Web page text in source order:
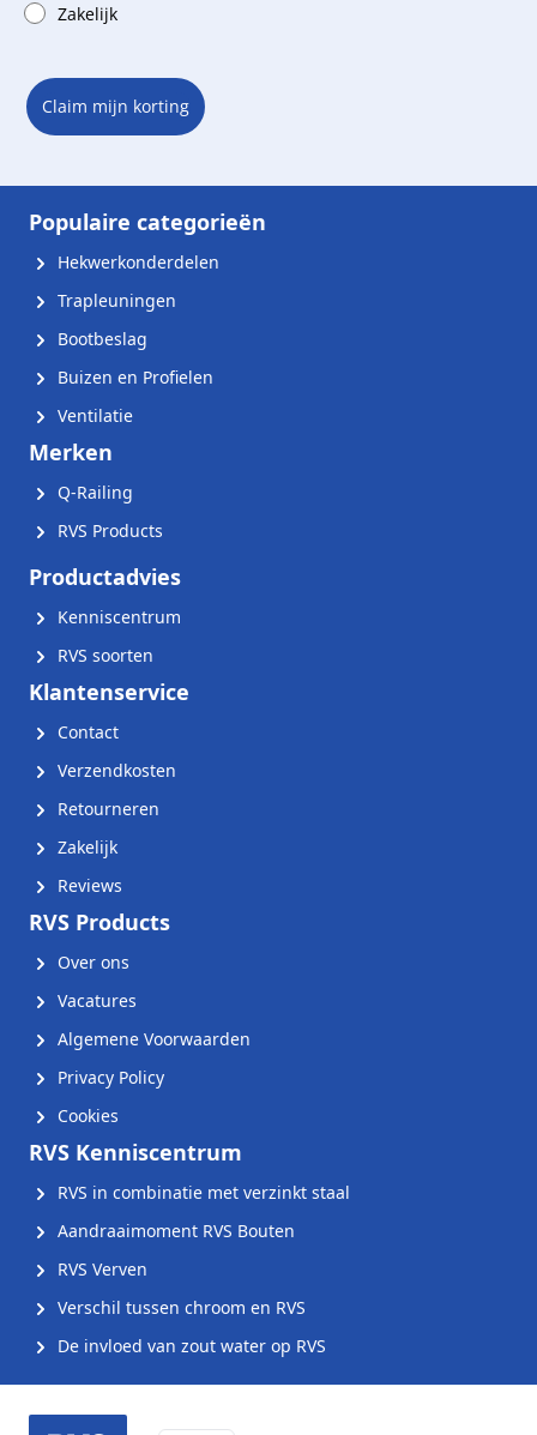
Zakelijk
Claim mijn korting
Populaire categorieën
Hekwerkonderdelen
Trapleuningen
Bootbeslag
Buizen en Profielen
Ventilatie
Merken
Q-Railing
RVS Products
Productadvies
Kenniscentrum
RVS soorten
Klantenservice
Contact
Verzendkosten
Retourneren
Zakelijk
Reviews
RVS Products
Over ons
Vacatures
Algemene Voorwaarden
Privacy Policy
Cookies
RVS Kenniscentrum
RVS in combinatie met verzinkt staal
Aandraaimoment RVS Bouten
RVS Verven
Verschil tussen chroom en RVS
De invloed van zout water op RVS